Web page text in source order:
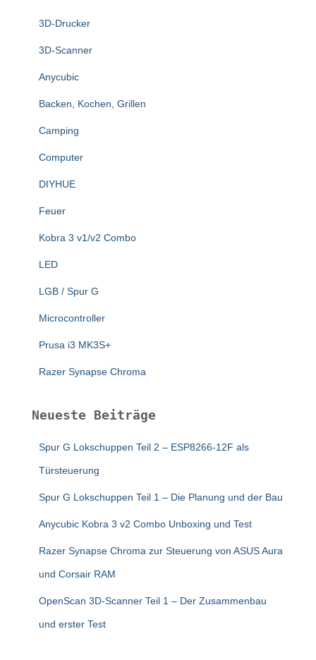
3D-Drucker
3D-Scanner
Anycubic
Backen, Kochen, Grillen
Camping
Computer
DIYHUE
Feuer
Kobra 3 v1/v2 Combo
LED
LGB / Spur G
Microcontroller
Prusa i3 MK3S+
Razer Synapse Chroma
Neueste Beiträge
Spur G Lokschuppen Teil 2 – ESP8266-12F als
Türsteuerung
Spur G Lokschuppen Teil 1 – Die Planung und der Bau
Anycubic Kobra 3 v2 Combo Unboxing und Test
Razer Synapse Chroma zur Steuerung von ASUS Aura
und Corsair RAM
OpenScan 3D-Scanner Teil 1 – Der Zusammenbau
und erster Test